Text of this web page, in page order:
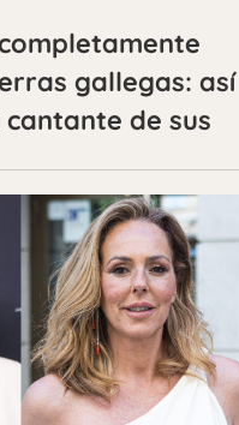
gallegas: así
de sus